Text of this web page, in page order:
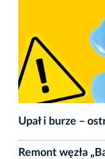
Upał i burze –
Remont węzła